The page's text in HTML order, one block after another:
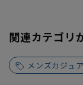
関連カテゴリ
メンズカジュ